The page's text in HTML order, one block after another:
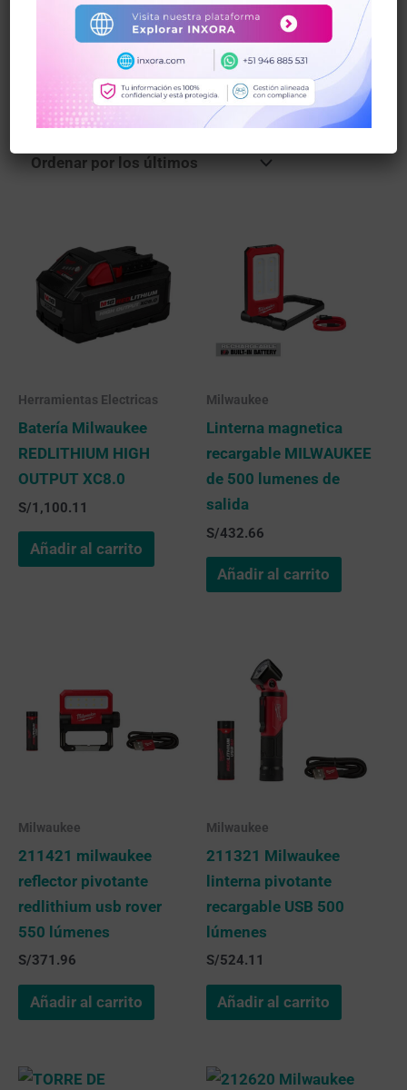
Tecnología M18 y M12, garantía oficial y
despacho a nivel nacional.
Rendimiento profesional en un solo lugar.
Mostrando 1–12 de 36 resultados
Herramientas Electricas
Batería Milwaukee
REDLITHIUM HIGH
OUTPUT XC8.0
S/1,100.11
Añadir al carrito
Milwaukee
Linterna magnetica
recargable MILWAUKEE
de 500 lumenes de
salida
S/432.66
Añadir al carrito
Milwaukee
211421 milwaukee
reflector pivotante
redlithium usb rover
550 lúmenes
S/371.96
Añadir al carrito
Milwaukee
211321 Milwaukee
linterna pivotante
recargable USB 500
lúmenes
S/524.11
Añadir al carrito